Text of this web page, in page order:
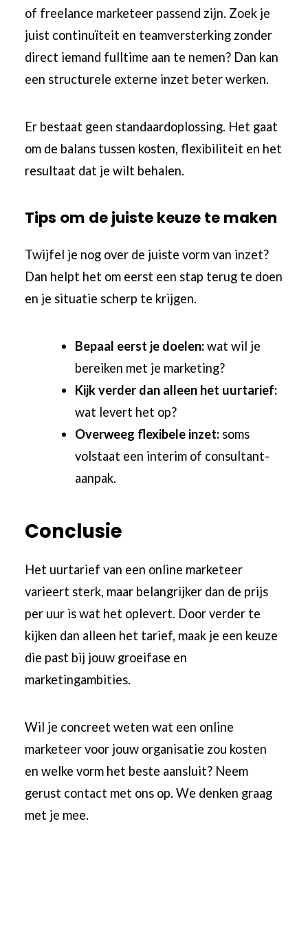
of freelance marketeer passend zijn. Zoek je
juist continuïteit en teamversterking zonder
direct iemand fulltime aan te nemen? Dan kan
een structurele externe inzet beter werken.
Er bestaat geen standaardoplossing. Het gaat
om de balans tussen kosten, flexibiliteit en het
resultaat dat je wilt behalen.
Tips om de juiste keuze te maken
Twijfel je nog over de juiste vorm van inzet?
Dan helpt het om eerst een stap terug te doen
en je situatie scherp te krijgen.
Bepaal eerst je doelen:wat wil je
bereiken met je marketing?
Kijk verder dan alleen het uurtarief:
wat levert het op?
Overweeg flexibele inzet: soms
volstaat een interim of consultant-
aanpak.
Conclusie
Het uurtarief van een online marketeer
varieert sterk, maar belangrijker dan de prijs
per uur is wat het oplevert. Door verder te
kijken dan alleen het tarief, maak je een keuze
die past bij jouw groeifase en
marketingambities.
Wil je concreet weten wat een online
marketeer voor jouw organisatie zou kosten
en welke vorm het beste aansluit? Neem
gerust contact met ons op. We denken graag
met je mee.